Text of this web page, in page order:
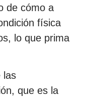
de cómo a
física
lo que prima
las
que es la